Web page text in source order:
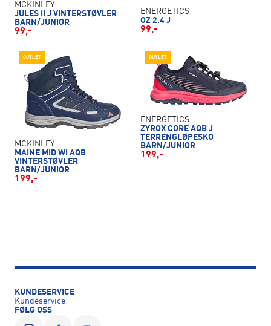
MCKINLEY
JULES II J VINTERSTØVLER
BARN/JUNIOR
99,-
ENERGETICS
OZ 2.4 J
99,-
OUTLET
MCKINLEY
MAINE MID WI AQB
VINTERSTØVLER
BARN/JUNIOR
199,-
OUTLET
ENERGETICS
ZYROX CORE AQB J
TERRENGLØPESKO
BARN/JUNIOR
199,-
KUNDESERVICE
Kundeservice
FØLG OSS